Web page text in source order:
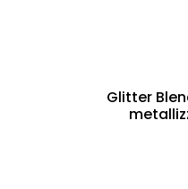
Glitter